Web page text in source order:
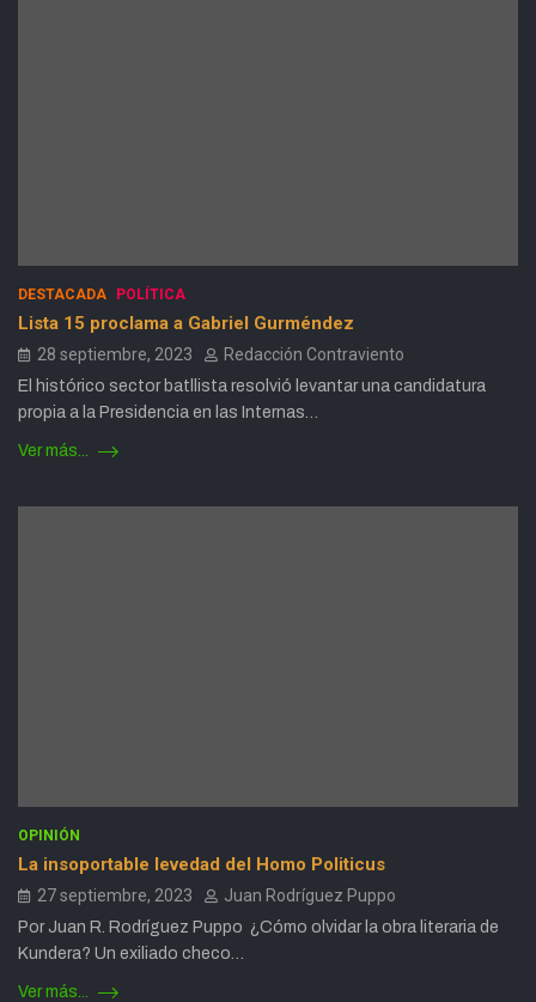
DESTACADA POLÍTICA
Lista 15 proclama a Gabriel Gurméndez
28 septiembre, 2023 Redacción Contraviento
El histórico sector batllista resolvió levantar una candidatura
propia a la Presidencia en las Internas…
Ver más...
OPINIÓN
La insoportable levedad del Homo Politicus
27 septiembre, 2023 Juan Rodríguez Puppo
Por Juan R. Rodríguez Puppo ¿Cómo olvidar la obra literaria de
Kundera? Un exiliado checo…
Ver más...